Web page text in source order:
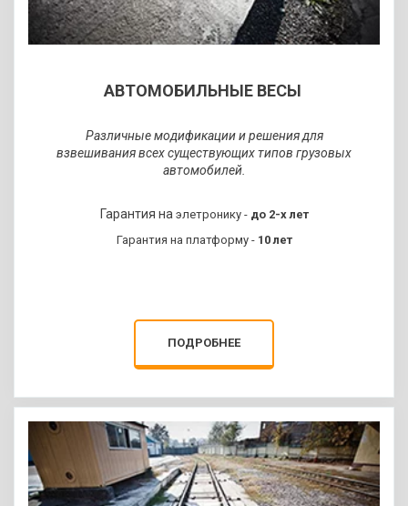
весовых систем для статического
и динамического взвешивания.
ЗАПРОСИТЬ КП
АВТОМОБИЛЬНЫЕ ВЕСЫ
Различные модификации и решения для
взвешивания всех существующих типов грузовых
автомобилей.
Гарантия на элетронику - до 2-х лет
Гарантия на платформу - 10 лет
ПОДРОБНЕЕ